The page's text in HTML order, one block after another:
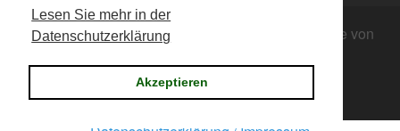
Lesen Sie mehr in der
Datenschutzerklärung
Akzeptieren
Copyright © 2019 Männerchor "Cäcilia" Nienberge von